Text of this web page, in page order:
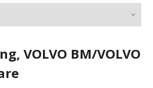
VOLVO BM/VOLVO